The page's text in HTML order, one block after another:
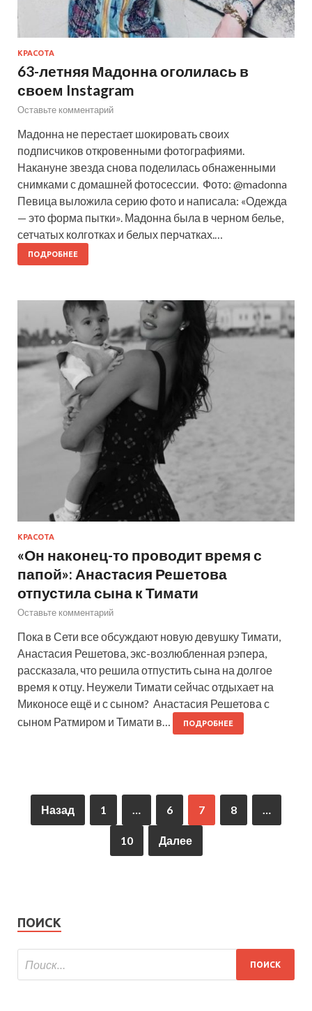
КРАСОТА
63-летняя Мадонна оголилась в
своем Instagram
Оставьте комментарий
Мадонна не перестает шокировать своих
подписчиков откровенными фотографиями.
Накануне звезда снова поделилась обнаженными
снимками с домашней фотосессии. Фото: @madonna
Певица выложила серию фото и написала: «Одежда
— это форма пытки». Мадонна была в черном белье,
сетчатых колготках и белых перчатках.…
ПОДРОБНЕЕ
КРАСОТА
«Он наконец-то проводит время с
папой»: Анастасия Решетова
отпустила сына к Тимати
Оставьте комментарий
Пока в Сети все обсуждают новую девушку Тимати,
Анастасия Решетова, экс-возлюбленная рэпера,
рассказала, что решила отпустить сына на долгое
время к отцу. Неужели Тимати сейчас отдыхает на
Миконосе ещё и с сыном? Анастасия Решетова с
сыном Ратмиром и Тимати в…
ПОДРОБНЕЕ
Назад 1 … 6 7 8 …
10 Далее
ПОИСК